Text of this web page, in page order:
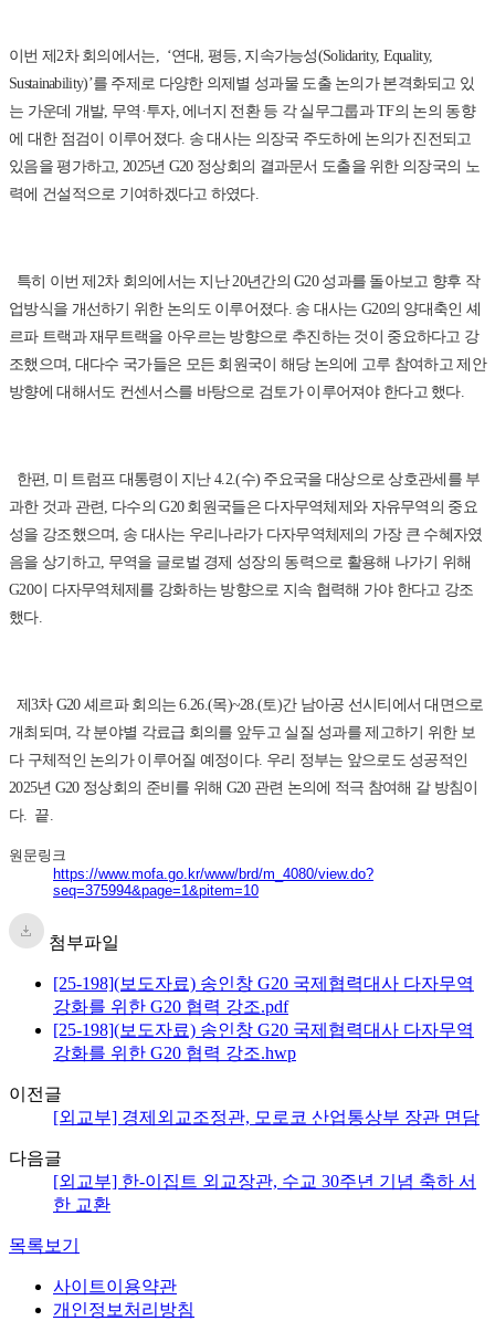
이번 제2차 회의에서는, ‘연대, 평등, 지속가능성(Solidarity, Equality,
Sustainability)’를 주제로 다양한 의제별 성과물 도출 논의가 본격화되고 있
는 가운데 개발, 무역·투자, 에너지 전환 등 각 실무그룹과 TF의 논의 동향
에 대한 점검이 이루어졌다. 송 대사는 의장국 주도하에 논의가 진전되고
있음을 평가하고, 2025년 G20 정상회의 결과문서 도출을 위한 의장국의 노
력에 건설적으로 기여하겠다고 하였다.
특히 이번 제2차 회의에서는 지난 20년간의 G20 성과를 돌아보고 향후 작
업방식을 개선하기 위한 논의도 이루어졌다. 송 대사는 G20의 양대축인 셰
르파 트랙과 재무트랙을 아우르는 방향으로 추진하는 것이 중요하다고 강
조했으며, 대다수 국가들은 모든 회원국이 해당 논의에 고루 참여하고 제안
방향에 대해서도 컨센서스를 바탕으로 검토가 이루어져야 한다고 했다.
한편, 미 트럼프 대통령이 지난 4.2.(수) 주요국을 대상으로 상호관세를 부
과한 것과 관련, 다수의 G20 회원국들은 다자무역체제와 자유무역의 중요
성을 강조했으며, 송 대사는 우리나라가 다자무역체제의 가장 큰 수혜자였
음을 상기하고, 무역을 글로벌 경제 성장의 동력으로 활용해 나가기 위해
G20이 다자무역체제를 강화하는 방향으로 지속 협력해 가야 한다고 강조
했다.
제3차 G20 셰르파 회의는 6.26.(목)~28.(토)간 남아공 선시티에서 대면으로
개최되며, 각 분야별 각료급 회의를 앞두고 실질 성과를 제고하기 위한 보
다 구체적인 논의가 이루어질 예정이다. 우리 정부는 앞으로도 성공적인
2025년 G20 정상회의 준비를 위해 G20 관련 논의에 적극 참여해 갈 방침이
다. 끝.
원문링크
https://www.mofa.go.kr/www/brd/m_4080/view.do?
seq=375994&page=1&pitem=10
첨부파일
[25-198](보도자료) 송인창 G20 국제협력대사 다자무역
강화를 위한 G20 협력 강조.pdf
[25-198](보도자료) 송인창 G20 국제협력대사 다자무역
강화를 위한 G20 협력 강조.hwp
이전글
[외교부] 경제외교조정관, 모로코 산업통상부 장관 면담
다음글
[외교부] 한-이집트 외교장관, 수교 30주년 기념 축하 서
한 교환
목록보기
사이트이용약관
개인정보처리방침